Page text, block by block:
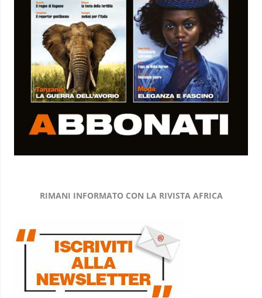
RIMANI INFORMATO CON LA RIVISTA AFRICA